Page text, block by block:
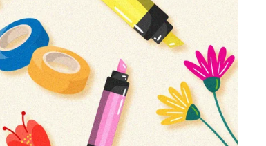
Ana Lu